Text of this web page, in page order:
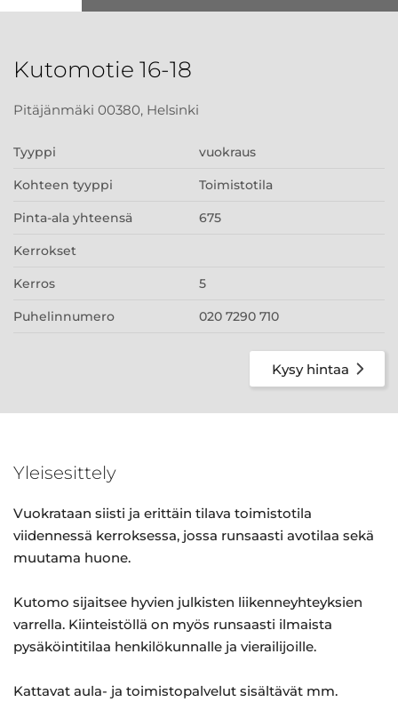
Kutomotie 16-18
Pitäjänmäki 00380, Helsinki
Tyyppi vuokraus
Kohteen tyyppi Toimistotila
Pinta-ala yhteensä 675
Kerrokset
Kerros 5
Puhelinnumero 020 7290 710
Kysy hintaa
Yleisesittely
Vuokrataan siisti ja erittäin tilava toimistotila
viidennessä kerroksessa, jossa runsaasti avotilaa sekä
muutama huone.
Kutomo sijaitsee hyvien julkisten liikenneyhteyksien
varrella. Kiinteistöllä on myös runsaasti ilmaista
pysäköintitilaa henkilökunnalle ja vierailijoille.
Kattavat aula- ja toimistopalvelut sisältävät mm.